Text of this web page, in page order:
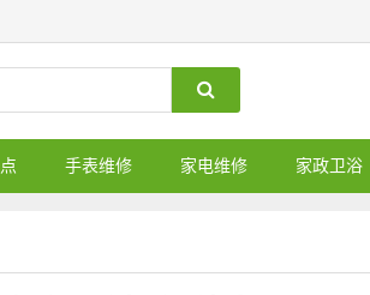
手表维修 家电维修 家政卫浴